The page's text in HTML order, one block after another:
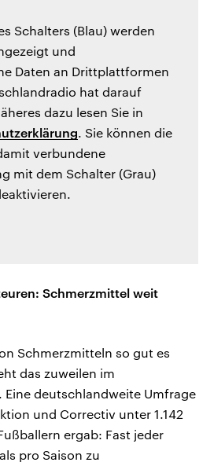
Schalters (Blau) werden
und
Daten an Drittplattformen
hat darauf
dazu lesen Sie in
. Sie können die
verbundene
mit dem Schalter (Grau)
Schmerzmittel weit
Schmerzmitteln so gut es
das zuweilen im
Eine deutschlandweite Umfrage
und Correctiv unter 1.142
ergab: Fast jeder
pro Saison zu